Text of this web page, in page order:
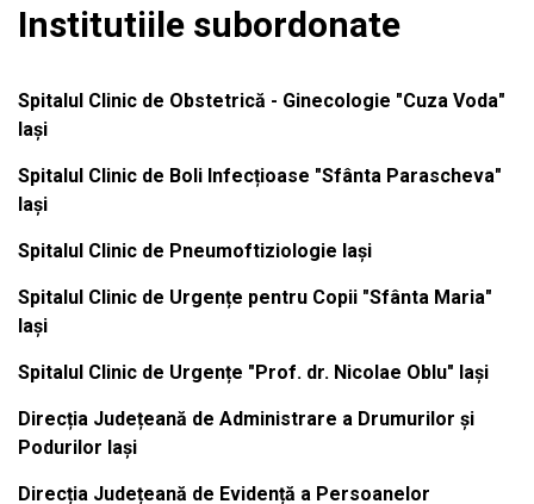
Institutiile subordonate
Spitalul Clinic de Obstetrică - Ginecologie "Cuza Voda"
Iași
Spitalul Clinic de Boli Infecțioase "Sfânta Parascheva"
Iași
Spitalul Clinic de Pneumoftiziologie Iași
Spitalul Clinic de Urgențe pentru Copii "Sfânta Maria"
Iași
Spitalul Clinic de Urgențe "Prof. dr. Nicolae Oblu" Iași
Direcția Județeană de Administrare a Drumurilor și
Podurilor Iași
Direcția Județeană de Evidență a Persoanelor